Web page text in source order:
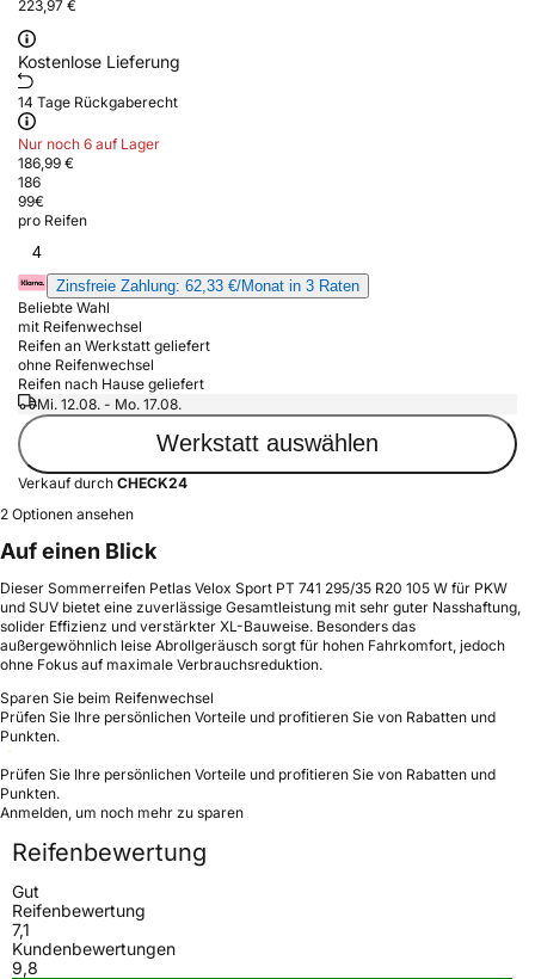
223,97 €
Kostenlose Lieferung
14 Tage Rückgaberecht
Nur noch 6 auf Lager
186,99 €
186
99€
pro Reifen
4
Zinsfreie Zahlung: 62,33 €/Monat in 3 Raten
Beliebte Wahl
mit Reifenwechsel
Reifen an Werkstatt geliefert
ohne Reifenwechsel
Reifen nach Hause geliefert
Mi. 12.08. - Mo. 17.08.
Werkstatt auswählen
Verkauf durch CHECK24
2 Optionen ansehen
Auf einen Blick
Dieser Sommerreifen Petlas Velox Sport PT 741 295/35 R20 105 W für PKW
und SUV bietet eine zuverlässige Gesamtleistung mit sehr guter Nasshaftung,
solider Effizienz und verstärkter XL-Bauweise. Besonders das
außergewöhnlich leise Abrollgeräusch sorgt für hohen Fahrkomfort, jedoch
ohne Fokus auf maximale Verbrauchsreduktion.
Sparen Sie beim Reifenwechsel
Prüfen Sie Ihre persönlichen Vorteile und profitieren Sie von Rabatten und
Punkten.
Prüfen Sie Ihre persönlichen Vorteile und profitieren Sie von Rabatten und
Punkten.
Anmelden, um noch mehr zu sparen
Reifenbewertung
Gut
Reifenbewertung
7,1
Kundenbewertungen
9,8